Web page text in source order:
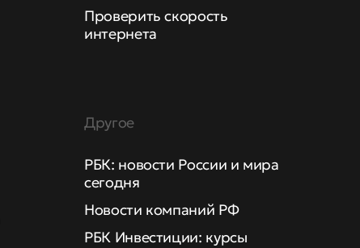
Проверить скорость
интернета
Другое
РБК: новости России и мира
сегодня
Новости компаний РФ
РБК Инвестиции: курсы